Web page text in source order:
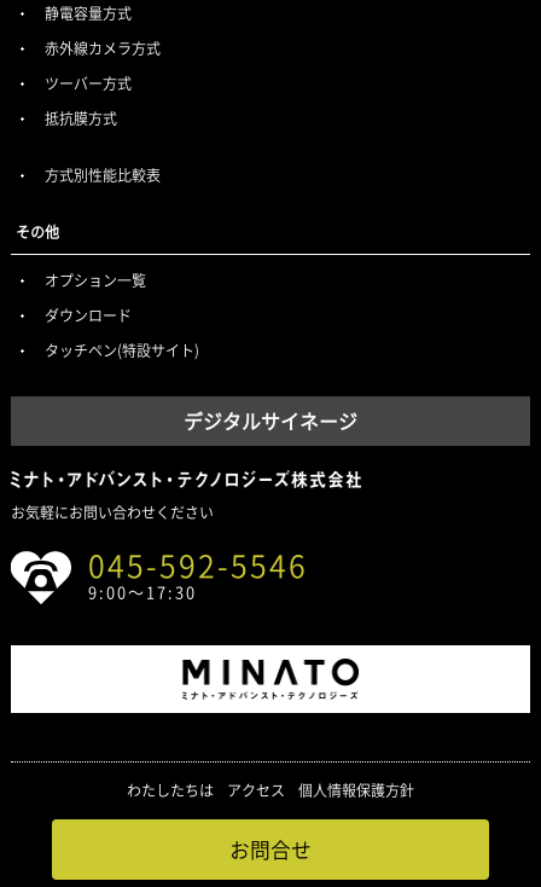
静電容量方式
赤外線カメラ方式
ツーバー方式
抵抗膜方式
方式別性能比較表
その他
オプション一覧
ダウンロード
タッチペン(特設サイト)
デジタルサイネージ
お気軽にお問い合わせください
045-592-5546
9:00～17:30
わたしたちは アクセス 個人情報保護方針
お問合せ